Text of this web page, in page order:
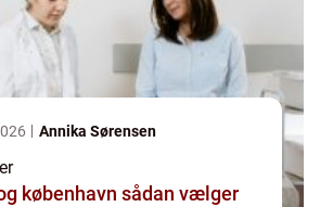
Annika Sørensen
sådan vælger